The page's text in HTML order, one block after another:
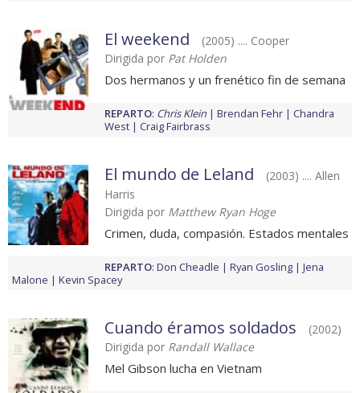
El weekend
(2005) .... Cooper
Dirigida por Pat Holden
Dos hermanos y un frenético fin de semana
REPARTO: Chris Klein Brendan Fehr
Chandra
West
Craig Fairbrass
El mundo de Leland
(2003) .... Allen
Harris
Dirigida por Matthew Ryan Hoge
Crimen, duda, compasión. Estados mentales
REPARTO: Don Cheadle Ryan Gosling
Jena
Malone
Kevin Spacey
Cuando éramos soldados
(2002)
Dirigida por Randall Wallace
Mel Gibson lucha en Vietnam